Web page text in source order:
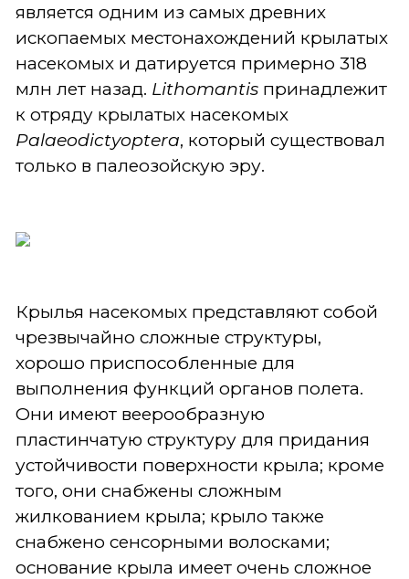
является одним из самых древних
ископаемых местонахождений крылатых
насекомых и датируется примерно 318
млн лет назад. Lithomantis принадлежит
к отряду крылатых насекомых
Palaeodictyoptera, который существовал
только в палеозойскую эру.
Крылья насекомых представляют собой
чрезвычайно сложные структуры,
хорошо приспособленные для
выполнения функций органов полета.
Они имеют веерообразную
пластинчатую структуру для придания
устойчивости поверхности крыла; кроме
того, они снабжены сложным
жилкованием крыла; крыло также
снабжено сенсорными волосками;
основание крыла имеет очень сложное